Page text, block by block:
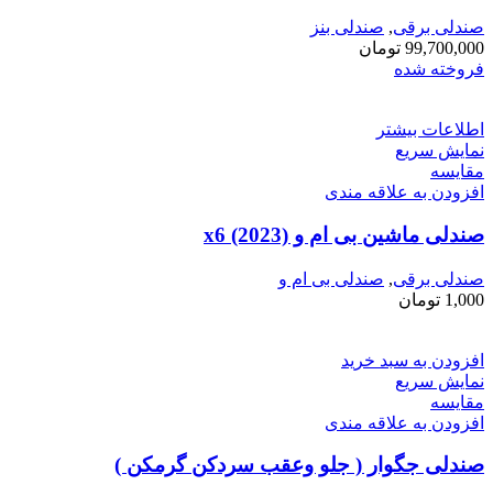
صندلی برقی, صندلی بنز
99,700,000 تومان
فروخته شده
اطلاعات بیشتر
نمایش سریع
مقايسه
افزودن به علاقه مندی
صندلی ماشین بی ام و x6 (2023)
صندلی برقی, صندلی بی ام و
1,000 تومان
افزودن به سبد خرید
نمایش سریع
مقايسه
افزودن به علاقه مندی
صندلی جگوار ( جلو وعقب سردکن گرمکن )